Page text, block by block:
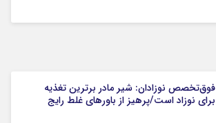
فوق‌تخصص نوزادان: شیر مادر برترین تغذیه
برای نوزاد است/پرهیز از باورهای غلط رایج